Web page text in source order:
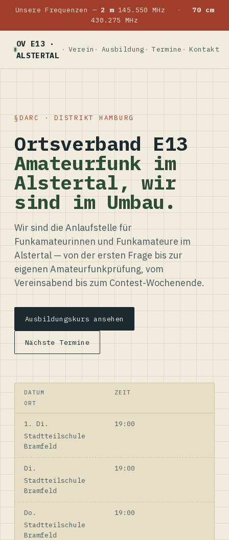
Unsere Frequenzen — 2 m145.550 MHz ·
70 cm
430.275 MHz
OV E13 ·
ALSTERTAL
Verein Ausbildung Termine Kontakt
DARC · DISTRIKT HAMBURG
Ortsverband E13
Amateurfunk im
Alstertal, wir
sind im Umbau.
Wir sind die Anlaufstelle für
Funkamateurinnen und Funkamateure im
Alstertal — von der ersten Frage bis zur
eigenen Amateurfunkprüfung, vom
Vereinsabend bis zum Contest-Wochenende.
Ausbildungskurs ansehen
Nächste Termine
DATUM
ZEIT
ORT
1. Di.
19:00
Stadtteilschule
Bramfeld
Di.
19:00
Stadtteilschule
Bramfeld
Do.
19:00
Stadtteilschule
Bramfeld